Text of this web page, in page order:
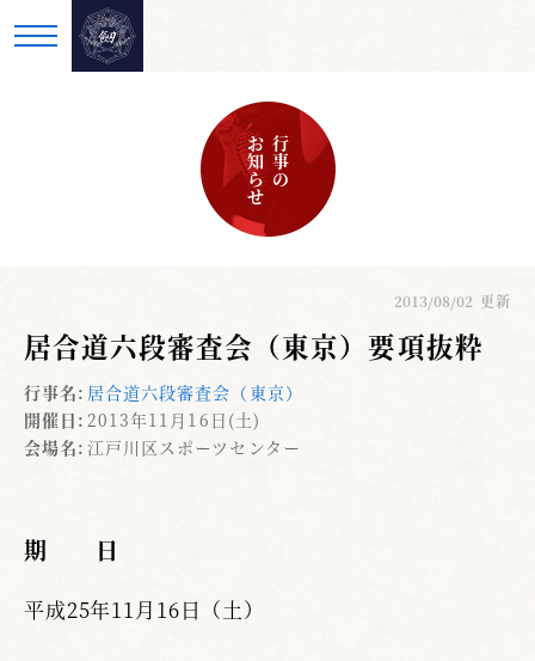
行事の
お知らせ
2013/08/02 更新
居合道六段審査会（東京）要項抜粋
行事名: 居合道六段審査会（東京）
開催日: 2013年11月16日(土)
会場名: 江戸川区スポーツセンター
期 日
平成25年11月16日（土）